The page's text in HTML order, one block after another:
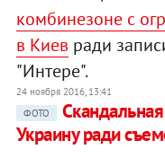
комбинезоне с
в Киев ради
"Интере".
24 ноября 2016, 13:41
ФОТО
Украину ради